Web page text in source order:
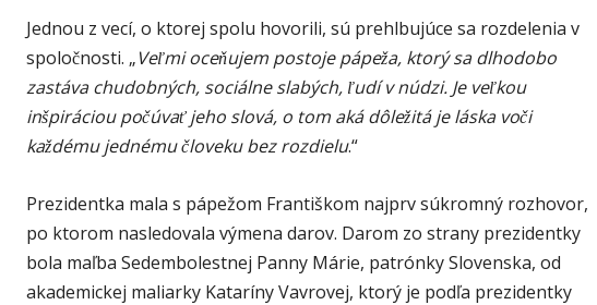
Jednou z vecí, o ktorej spolu hovorili, sú prehlbujúce sa rozdelenia v
spoločnosti. „Veľmi oceňujem postoje pápeža, ktorý sa dlhodobo
zastáva chudobných, sociálne slabých, ľudí v núdzi. Je veľkou
inšpiráciou počúvať jeho slová, o tom aká dôležitá je láska voči
každému jednému človeku bez rozdielu.“
Prezidentka mala s pápežom Františkom najprv súkromný rozhovor,
po ktorom nasledovala výmena darov. Darom zo strany prezidentky
bola maľba Sedembolestnej Panny Márie, patrónky Slovenska, od
akademickej maliarky Kataríny Vavrovej, ktorý je podľa prezidentky